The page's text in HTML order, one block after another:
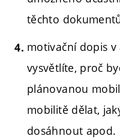
těchto
motivační dopis
vysvětlíte, proč
plánovanou
mobilitě dělat,
dosáhnout apod.